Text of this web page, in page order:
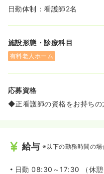
◆あくまで【施設内訪問看
施設内看護師はご利用者
理が主となります。
施設内訪問看護としての業
もとに医療保険適応の看護
日勤体制：看護師2名
施設形態・診療科目
有料老人ホーム
応募資格
◆正看護師の資格をお持ちの
給与 ※以下の勤務時間の場
日勤 08:30～17:30 （休憩